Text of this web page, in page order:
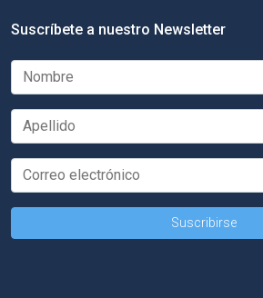
Suscríbete a nuestro Newsletter